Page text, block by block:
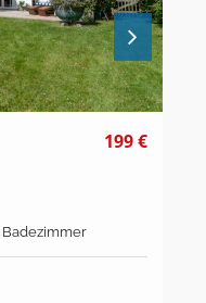
199 €
| Gäste